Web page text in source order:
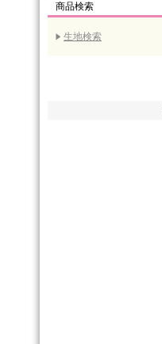
商品検索
生地検索